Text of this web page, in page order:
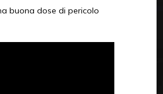
buona dose di pericolo